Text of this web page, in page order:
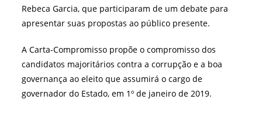
Rebeca Garcia, que participaram de um debate para
apresentar suas propostas ao público presente.
A Carta-Compromisso propõe o compromisso dos
candidatos majoritários contra a corrupção e a boa
governança ao eleito que assumirá o cargo de
governador do Estado, em 1º de janeiro de 2019.